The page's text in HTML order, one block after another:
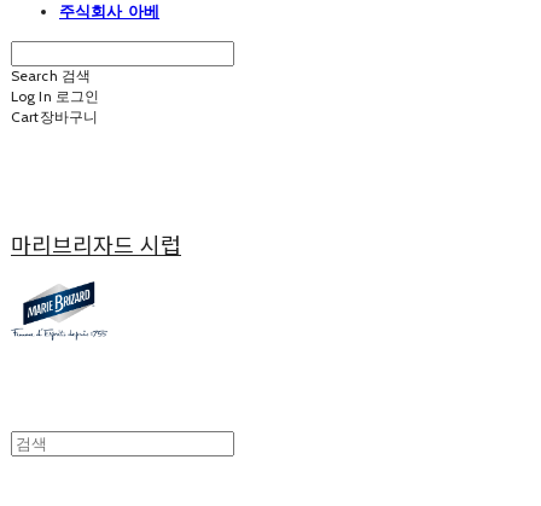
주식회사 아베
Search 검색
Log In 로그인
Cart장바구니
마리브리자드 시럽